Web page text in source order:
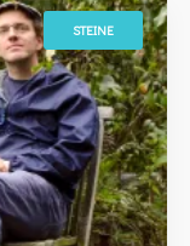
STEINE